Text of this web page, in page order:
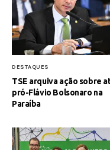
DESTAQUES
TSE arquiva ação sobre
pró-Flávio Bolsonaro na
Paraíba